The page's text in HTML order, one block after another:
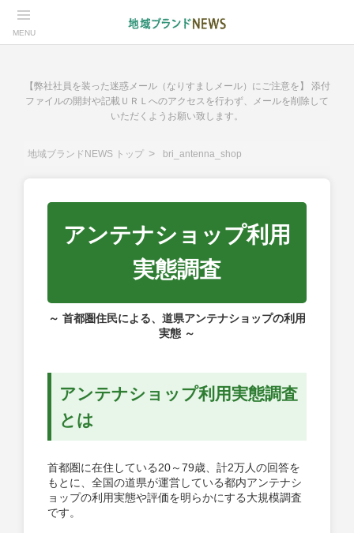
MENU
【弊社社員を装った迷惑メール（なりすましメール）にご注意を】 添付
ファイルの開封や記載ＵＲＬへのアクセスを行わず、メールを削除して
いただくようお願い致します。
地域ブランドNEWS トップ bri_antenna_shop
アンテナショップ利用
実態調査
～ 首都圏住民による、道県アンテナショップの利用
実態 ～
アンテナショップ利用実態調査
とは
首都圏に在住している20～79歳、計2万人の回答を
もとに、全国の道県が運営している都内アンテナシ
ョップの利用実態や評価を明らかにする大規模調査
です。